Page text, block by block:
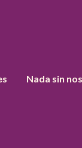
Nada sin